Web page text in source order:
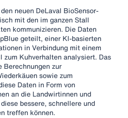
neuen DeLaval BioSensor-
mit den im ganzen Stall
kommunizieren. Die Daten
geteilt, einer KI-basierten
in Verbindung mit einem
Kuhverhalten analysiert. Das
Berechnungen zur
sowie zum
Daten in Form von
an die Landwirtinnen und
bessere, schnellere und
treffen können.